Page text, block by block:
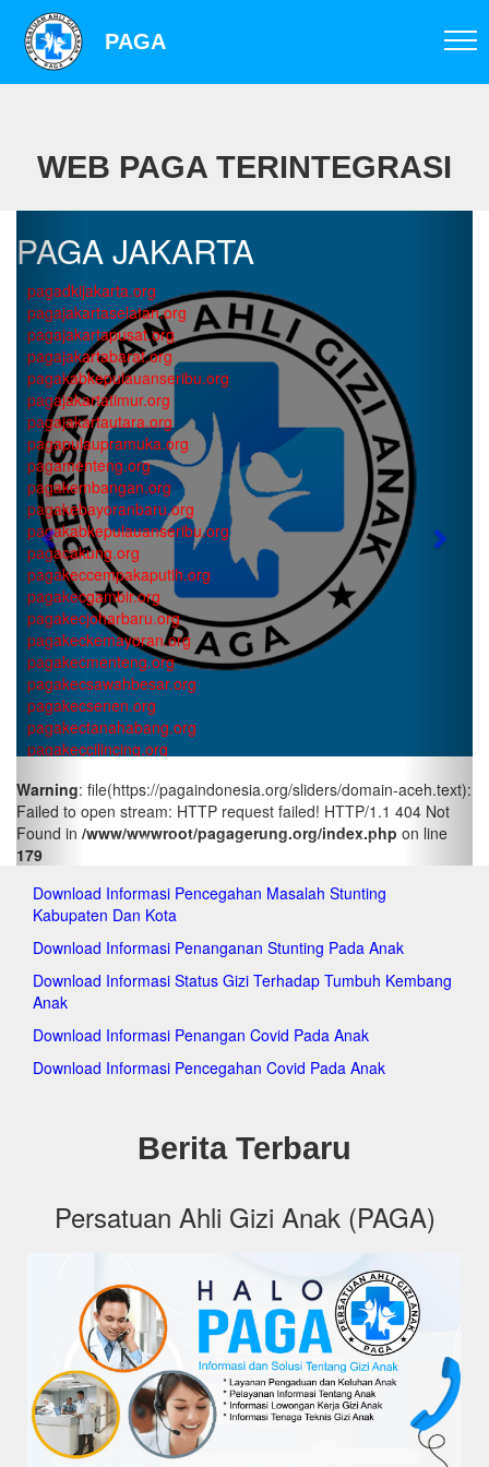
PAGA
WEB PAGA TERINTEGRASI
PAGA JAKARTA
pagadkijakarta.org
pagajakartaselatan.org
pagajakartapusat.org
pagajakartabarat.org
pagakabkepulauanseribu.org
pagajakartatimur.org
pagajakartautara.org
pagapulaupramuka.org
pagamenteng.org
pagakembangan.org
pagakebayoranbaru.org
pagakabkepulauanseribu.org
pagacakung.org
pagakeccempakaputih.org
pagakecgambir.org
pagakecjoharbaru.org
pagakeckemayoran.org
pagakecmenteng.org
pagakecsawahbesar.org
pagakecsenen.org
pagakectanahabang.org
pagakeccilincing.org
pagakeckoja.org
pagakecpademangan.org
pagakecpenjaringan.org
pagakectanjungpriok.org
pagakeccipayung.org
pagakecciracas.org
pagakecdurensawit.org
pagakeckramatjati.org
pagakecmakasar.org
pagakecmatraman.org
pagakecpulogadung.org
pagakeckepulauanseribuutara.org
pagakeckembangan.org
pagakeckalideres.org
pagakeckebonjeruk.org
pagakecgrogolpetamburan.org
pagakeccengkareng.org
pagakectebet.org
pagakecsetiabudi.org
pagakecpesanggrahan.org
pagakecpasarminggu.org
pagakecpancoran.org
pagakecmampangprapatan.org
Warning: file(https://pagaindonesia.org/sliders/domain-aceh.text):
Failed to open stream: HTTP request failed! HTTP/1.1 404 Not
Found in /www/wwwroot/pagagerung.org/index.php on line
179
Previous Next
Download Informasi Pencegahan Masalah Stunting
Kabupaten Dan Kota
Download Informasi Penanganan Stunting Pada Anak
Download Informasi Status Gizi Terhadap Tumbuh Kembang
Anak
Download Informasi Penangan Covid Pada Anak
Download Informasi Pencegahan Covid Pada Anak
Berita Terbaru
Persatuan Ahli Gizi Anak (PAGA)